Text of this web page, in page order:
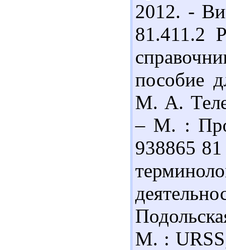
2012. -
81.411.2
пособие
М. А.
– М. :
938865
М. :